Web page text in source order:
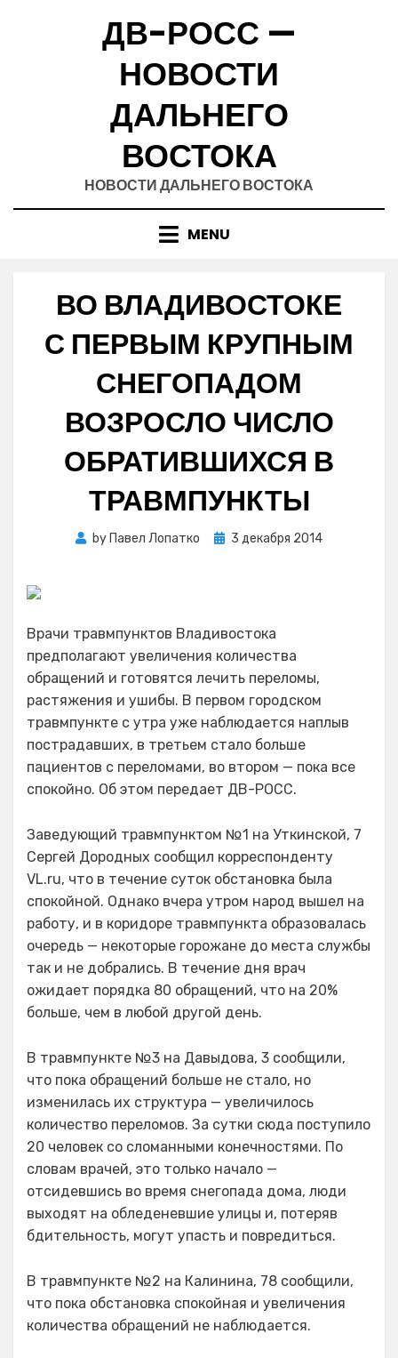
ДВ-РОСС —
НОВОСТИ
ДАЛЬНЕГО
ВОСТОКА
НОВОСТИ ДАЛЬНЕГО ВОСТОКА
MENU
ВО ВЛАДИВОСТОКЕ
С ПЕРВЫМ КРУПНЫМ
СНЕГОПАДОМ
ВОЗРОСЛО ЧИСЛО
ОБРАТИВШИХСЯ В
ТРАВМПУНКТЫ
by Павел Лопатко
Posted
3 декабря 2014
Врачи травмпунктов Владивостока
предполагают увеличения количества
обращений и готовятся лечить переломы,
растяжения и ушибы. В первом городском
травмпункте с утра уже наблюдается наплыв
пострадавших, в третьем стало больше
пациентов с переломами, во втором — пока все
спокойно. Об этом передает ДВ-РОСС.
Заведующий травмпунктом №1 на Уткинской, 7
Сергей Дородных сообщил корреспонденту
VL.ru, что в течение суток обстановка была
спокойной. Однако вчера утром народ вышел на
работу, и в коридоре травмпункта образовалась
очередь — некоторые горожане до места службы
так и не добрались. В течение дня врач
ожидает порядка 80 обращений, что на 20%
больше, чем в любой другой день.
В травмпункте №3 на Давыдова, 3 сообщили,
что пока обращений больше не стало, но
изменилась их структура — увеличилось
количество переломов. За сутки сюда поступило
20 человек со сломанными конечностями. По
словам врачей, это только начало —
отсидевшись во время снегопада дома, люди
выходят на обледеневшие улицы и, потеряв
бдительность, могут упасть и повредиться.
В травмпункте №2 на Калинина, 78 сообщили,
что пока обстановка спокойная и увеличения
количества обращений не наблюдается.